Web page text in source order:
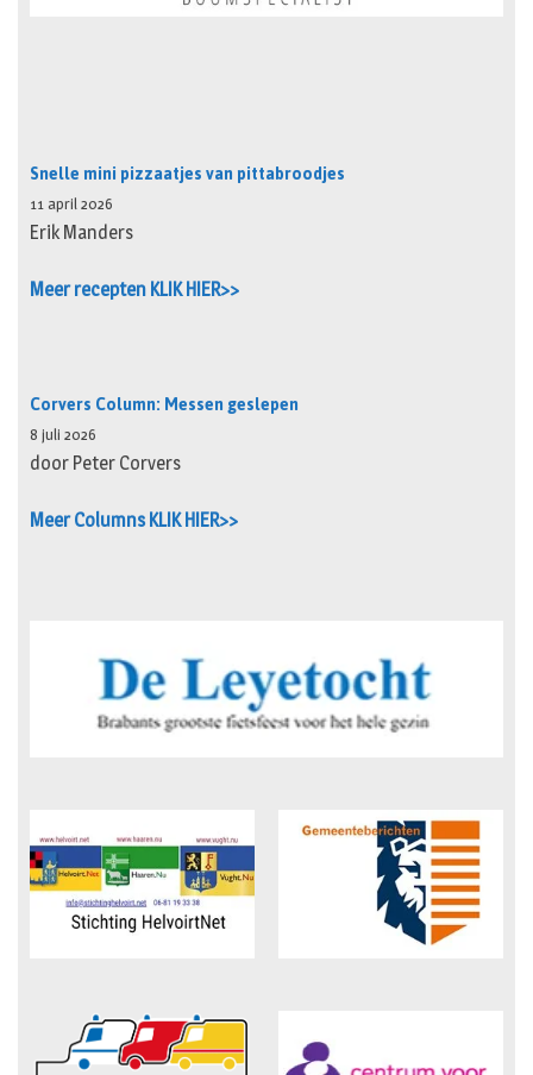
Snelle mini pizzaatjes van pittabroodjes
11 april 2026
Erik Manders
Meer recepten KLIK HIER>>
Corvers Column: Messen geslepen
8 juli 2026
door Peter Corvers
Meer Columns KLIK HIER>>